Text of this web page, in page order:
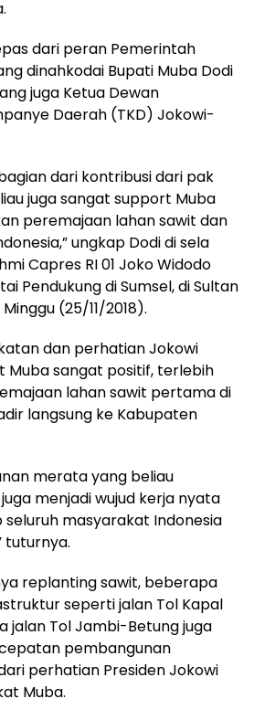
dari peran Pemerintah
dinahkodai Bupati Muba Dodi
juga Ketua Dewan
Daerah (TKD) Jokowi-
dari kontribusi dari pak
juga sangat support Muba
peremajaan lahan sawit dan
ungkap Dodi di sela
Capres RI 01 Joko Widodo
Pendukung di Sumsel, di Sultan
(25/11/2018).
dan perhatian Jokowi
Muba sangat positif, terlebih
lahan sawit pertama di
langsung ke Kabupaten
merata yang beliau
menjadi wujud kerja nyata
masyarakat Indonesia
tuturnya.
replanting sawit, beberapa
seperti jalan Tol Kapal
jalan Tol Jambi-Betung juga
pembangunan
perhatian Presiden Jokowi
Muba.